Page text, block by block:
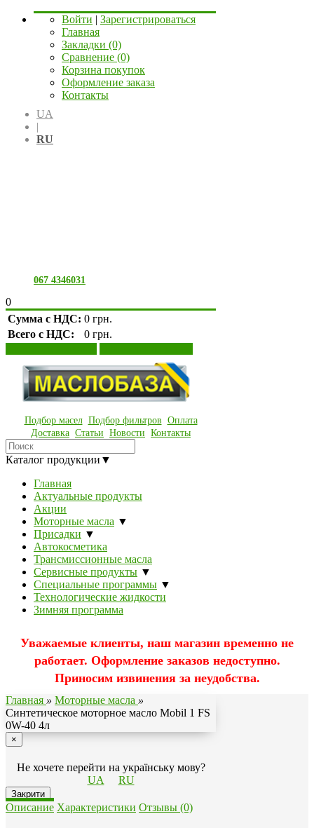
Войти | Зарегистрироваться
Главная
Закладки (0)
Сравнение (0)
Корзина покупок
Оформление заказа
Контакты
UA
|
RU
067 4346031
0
Сумма с НДС: 0 грн.
Всего с НДС:
0 грн.
Подбор масел Подбор фильтров Оплата
Доставка Статьи Новости Контакты
Каталог продукции ▼
Главная
Актуальные продукты
Акции
Моторные масла ▼
Присадки ▼
Автокосметика
Трансмиссионные масла
Сервисные продукты ▼
Специальные программы ▼
Технологические жидкости
Зимняя программа
Уважаемые клиенты, наш магазин временно не
работает. Оформление заказов недоступно.
Приносим извинения за неудобства.
Главная » Моторные масла »
Синтетическое моторное масло Mobil 1 FS
0W-40 4л
×
Не хочете перейти на українську мову?
UA
RU
Закрити
Описание Характеристики Отзывы (0)